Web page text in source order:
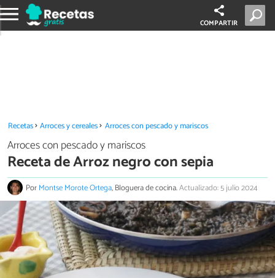
COMPARTIR
Recetas Arroces y cereales Arroces con pescado y mariscos
Arroces con pescado y mariscos
Receta de Arroz negro con sepia
PorMontse Morote Ortega, Bloguera de cocina.Actualizado: 5 julio 2024